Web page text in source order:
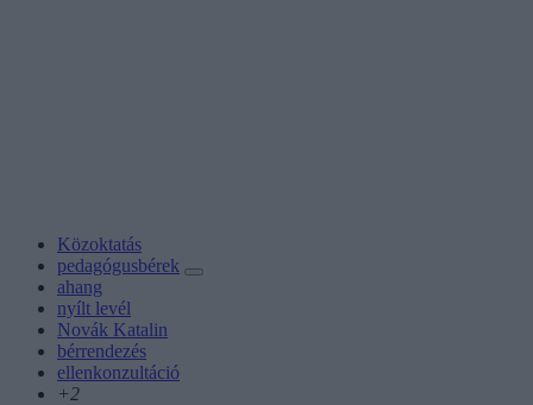
Közoktatás
pedagógusbérek
ahang
nyílt levél
Novák Katalin
bérrendezés
ellenkonzultáció
+2